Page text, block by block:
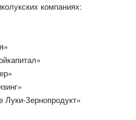
компаниях:
Зернопродукт»